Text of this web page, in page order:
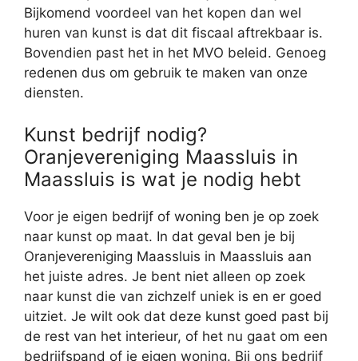
Bijkomend voordeel van het kopen dan wel
huren van kunst is dat dit fiscaal aftrekbaar is.
Bovendien past het in het MVO beleid. Genoeg
redenen dus om gebruik te maken van onze
diensten.
Kunst bedrijf nodig?
Oranjevereniging Maassluis in
Maassluis is wat je nodig hebt
Voor je eigen bedrijf of woning ben je op zoek
naar kunst op maat. In dat geval ben je bij
Oranjevereniging Maassluis in Maassluis aan
het juiste adres. Je bent niet alleen op zoek
naar kunst die van zichzelf uniek is en er goed
uitziet. Je wilt ook dat deze kunst goed past bij
de rest van het interieur, of het nu gaat om een
bedrijfspand of je eigen woning. Bij ons bedrijf